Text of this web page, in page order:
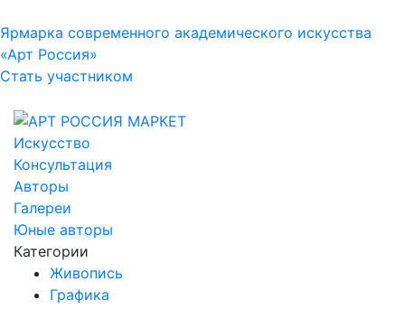
Ярмарка современного академического искусства
«Арт Россия»
Стать участником
Искусство
Консультация
Авторы
Галереи
Юные авторы
Категории
Живопись
Графика